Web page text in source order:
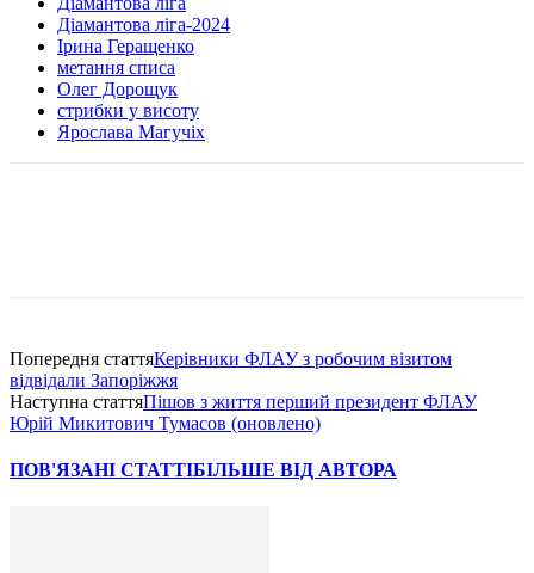
Діамантова ліга-2024
Ірина Геращенко
метання списа
Олег Дорощук
стрибки у висоту
Ярослава Магучіх
Попередня статтяКерівники ФЛАУ з робочим візитом
відвідали Запоріжжя
Наступна статтяПішов з життя перший президент ФЛАУ
Юрій Микитович Тумасов (оновлено)
ПОВ'ЯЗАНІ СТАТТІБІЛЬШЕ ВІД АВТОРА